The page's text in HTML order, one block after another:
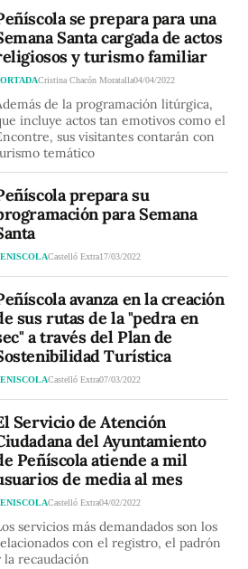
se prepara para una
Santa cargada de actos
y turismo familiar
Cristina Chacón Moratalla04/04/2022
de la programación litúrgica,
incluye actos tan emotivos como el
sus visitantes contarán con
temático
prepara su
para Semana
Castelló Extra17/03/2022
avanza en la creación
sus rutas de la "pedra en
a través del Plan de
Turística
Castelló Extra07/03/2022
Servicio de Atención
del Ayuntamiento
Peñíscola atiende a mil
de media al mes
Castelló Extra04/02/2022
servicios más demandados son los
con el registro, el padrón
la recaudación